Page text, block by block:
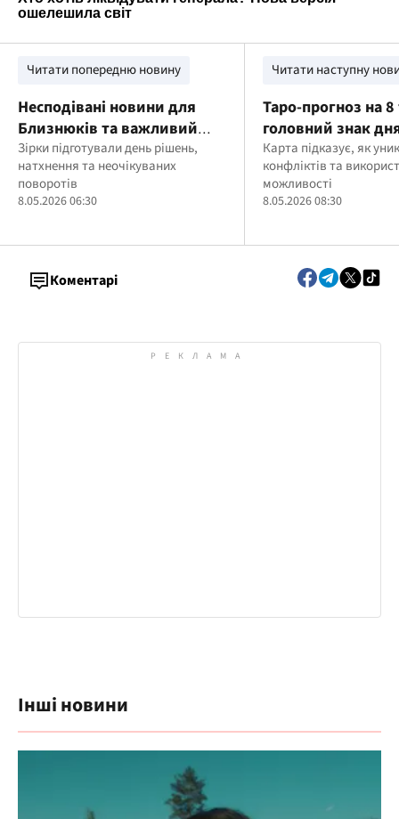
Читати попередню новину
Несподівані новини для
Близнюків та важливий
вибір для Скорпіонів:
гороскоп на 8 травня
Зірки підготували день рішень,
натхнення та неочікуваних
поворотів
8.05.2026 06:30
Читати наступну
Таро-прогноз на
головний знак
знаків
Карта підказує, як
конфліктів та
можливості
8.05.2026 08:30
Коментарі
Інші новини